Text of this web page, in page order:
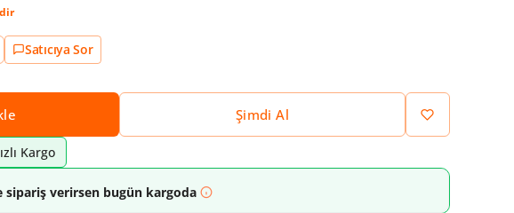
Satıcıya Sor
Şimdi Al
Kargo
sipariş verirsen bugün kargoda